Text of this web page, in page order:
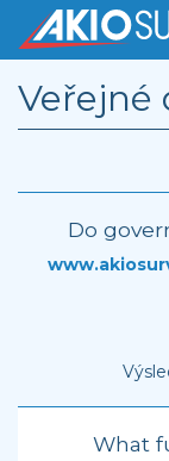
Veřejné
Do
What